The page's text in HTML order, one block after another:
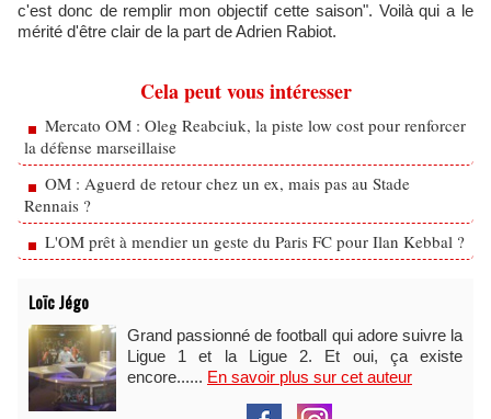
c'est donc de remplir mon objectif cette saison". Voilà qui a le
mérité d'être clair de la part de Adrien Rabiot.
Cela peut vous intéresser
Mercato OM : Oleg Reabciuk, la piste low cost pour renforcer
la défense marseillaise
OM : Aguerd de retour chez un ex, mais pas au Stade
Rennais ?
L'OM prêt à mendier un geste du Paris FC pour Ilan Kebbal ?
Loïc Jégo
Grand passionné de football qui adore suivre la
Ligue 1 et la Ligue 2. Et oui, ça existe
encore...... En savoir plus sur cet auteur